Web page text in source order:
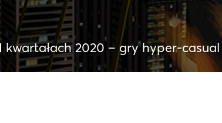
2020 – gry hyper-